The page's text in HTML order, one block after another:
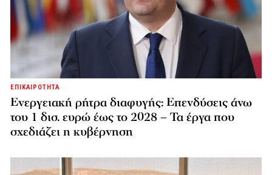
ΕΠΙΚΑΙΡΟΤΗΤΑ
Ενεργειακή ρήτρα διαφυγής: Επενδύσεις άνω
του 1 δισ. ευρώ έως το 2028 – Τα έργα που
σχεδιάζει η κυβέρνηση